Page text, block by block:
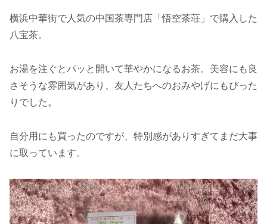
横浜中華街で人気の中国茶専門店「悟空茶荘」で購入した
八宝茶。
お湯を注ぐとパッと開いて華やかになるお茶。美容にも良
さそうな雰囲気があり、友人たちへのおみやげにもぴった
りでした。
自分用にも買ったのですが、特別感がありすぎてまだ大事
に取っています。